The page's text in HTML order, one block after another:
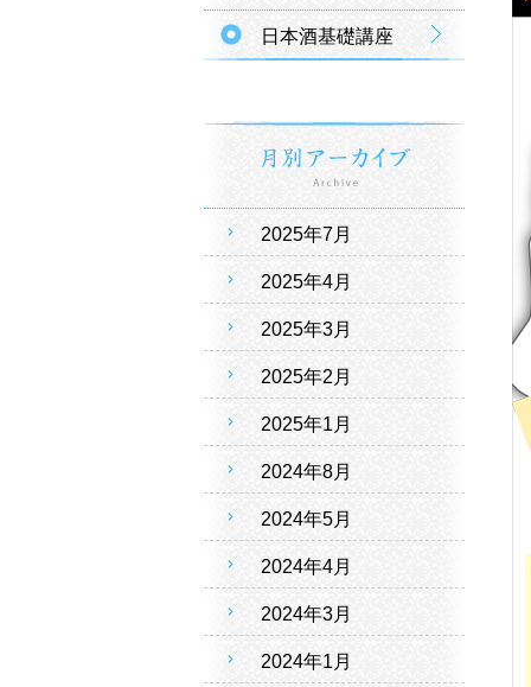
日本酒基礎講座
2025年7月
2025年4月
2025年3月
2025年2月
2025年1月
2024年8月
2024年5月
2024年4月
2024年3月
2024年1月